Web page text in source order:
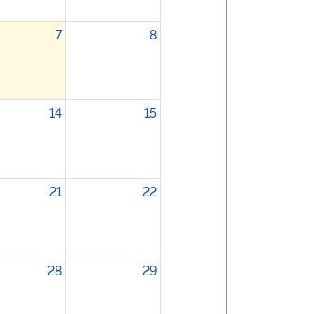
7 8
14 15
21 22
28 29